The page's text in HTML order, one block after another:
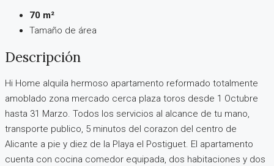
70 m²
Tamaño de área
Descripción
Hi Home alquila hermoso apartamento reformado totalmente
amoblado zona mercado cerca plaza toros desde 1 Octubre
hasta 31 Marzo. Todos los servicios al alcance de tu mano,
transporte publico, 5 minutos del corazon del centro de
Alicante a pie y diez de la Playa el Postiguet. El apartamento
cuenta con cocina comedor equipada, dos habitaciones y dos